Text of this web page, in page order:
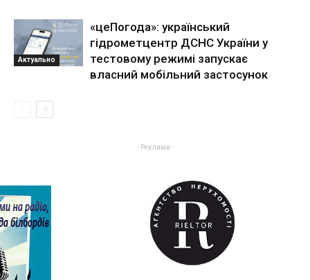
Актуально
«цеПогода»: український
гідрометцентр ДСНС України у
тестовому режимі запускає
власний мобільний застосунок
- Реклама -